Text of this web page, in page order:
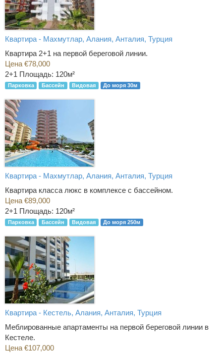
Квартира - Махмутлар, Алания, Анталия, Турция
Квартира 2+1 на первой береговой линии.
Цена €78,000
2+1 Площадь: 120м²
Парковка Бассейн Видовая До моря 30м
Квартира - Махмутлар, Алания, Анталия, Турция
Квартира класса люкс в комплексе с бассейном.
Цена €89,000
2+1 Площадь: 120м²
Парковка Бассейн Видовая До моря 250м
Квартира - Кестель, Алания, Анталия, Турция
Меблированные апартаменты на первой береговой линии в
Кестеле.
Цена €107,000